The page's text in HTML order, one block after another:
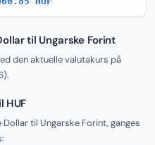
til Ungarske Forint
den aktuelle valutakurs på
).
HUF
til Ungarske Forint, ganges